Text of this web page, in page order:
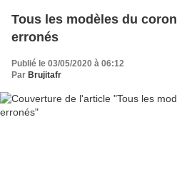
Tous les modèles du
erronés
Publié le 03/05/2020 à 06:12
Par Brujitafr